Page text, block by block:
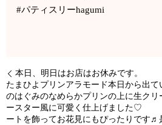
#パティスリーhagumi
本日、明日はお店はお休みです。
たまひよプリンアラモード本日か
のはぐみのなめらかプリンの上に生クリ
ースター風に可愛く仕上げました
ートを飾ってお花見にもぴったりです♬